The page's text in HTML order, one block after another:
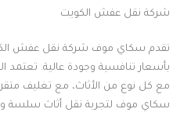
شركة نقل عفش الكويت
تقدم سكاي موف شركة نقل عفش
بأسعار تنافسية وجودة عالية. تعتمد
مع كل نوع من الأثاث، مع تغليف متقن
سكاي موف لتجربة نقل أثاث سلسة